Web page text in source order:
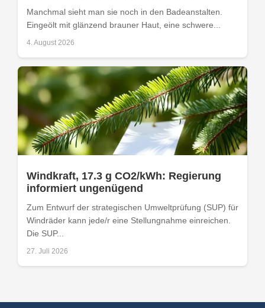
Manchmal sieht man sie noch in den Badeanstalten.
Eingeölt mit glänzend brauner Haut, eine schwere...
4. August 2026
Windkraft, 17.3 g CO2/kWh: Regierung
informiert ungenügend
Zum Entwurf der strategischen Umweltprüfung (SUP) für
Windräder kann jede/r eine Stellungnahme einreichen.
Die SUP...
27. Juli 2026